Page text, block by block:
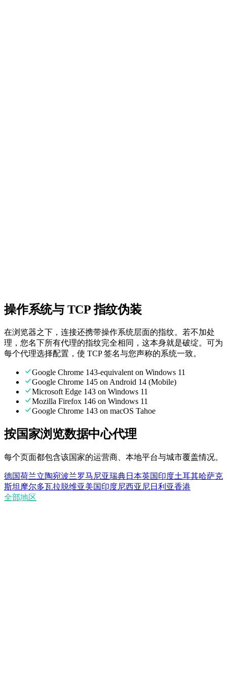
操作系统与 TCP 指纹伪装
在浏览器之下，连接还携带操作系统层面的指纹。若不加处
理，您名下所有代理的指纹完全相同，这本身就是破绽。可为
每个代理选择配置，使 TCP 签名与您声称的系统一致。
Google Chrome 143-equivalent on Windows 11
Google Chrome 145 on Android 14 (Mobile)
Microsoft Edge 143 on Windows 11
Mozilla Firefox 146 on Windows 11
Google Chrome 143 on macOS Tahoe
按国家浏览数据中心代理
每个页面都包含该国家的运营商、本地平台与城市覆盖情况。
德国荷兰立陶宛波兰罗马尼亚瑞典日本英国印度土耳其哈萨克
斯坦 摩尔多瓦拉脱维亚美国印度尼西亚 尼日利亚香港
全部地区